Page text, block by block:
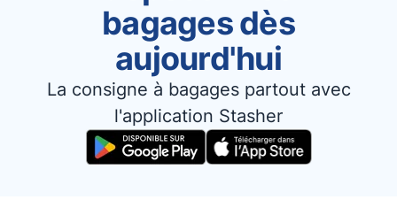
bagages dès
aujourd'hui
La consigne à bagages partout avec
l'application Stasher